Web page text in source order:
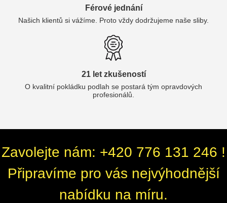
Férové jednání
Našich klientů si vážíme. Proto vždy dodržujeme naše sliby.
21 let zkušeností
O kvalitní pokládku podlah se postará tým opravdových
profesionálů.
Zavolejte nám: +420 776 131 246 !
Připravíme pro vás nejvýhodnější
nabídku na míru.